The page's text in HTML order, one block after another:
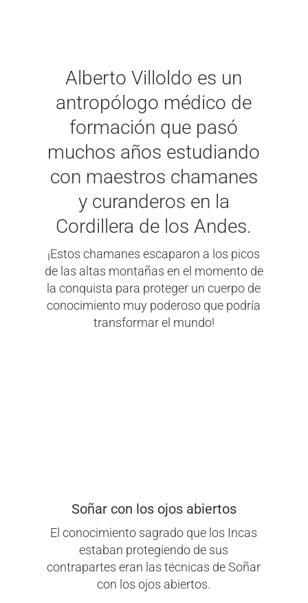
Alberto Villoldo es un
antropólogo médico de
formación que pasó
muchos años estudiando
con maestros chamanes
y curanderos en la
Cordillera de los Andes.
¡Estos chamanes escaparon a los picos
de las altas montañas en el momento de
la conquista para proteger un cuerpo de
conocimiento muy poderoso que podría
transformar el mundo!
Soñar con los ojos abiertos
El conocimiento sagrado que los Incas
estaban protegiendo de sus
contrapartes eran las técnicas de Soñar
con los ojos abiertos.